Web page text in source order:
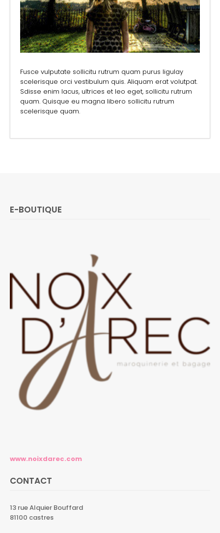
Fusce vulputate sollicitu rutrum quam purus ligulay
scelerisque orci vestibulum quis. Aliquam erat volutpat.
Sdisse enim lacus, ultrices et leo eget, sollicitu rutrum
quam. Quisque eu magna libero sollicitu rutrum
scelerisque quam.
E-BOUTIQUE
www.noixdarec.com
CONTACT
13 rue Alquier Bouffard
81100 castres